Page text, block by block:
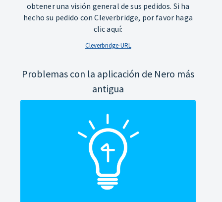
obtener una visión general de sus pedidos. Si ha
hecho su pedido con Cleverbridge, por favor haga
clic aquí:
Cleverbridge-URL
Problemas con la aplicación de Nero más
antigua